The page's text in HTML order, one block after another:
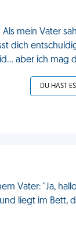
mein Vater
dich
aber ich mag
DU HAST
Vater: "Ja,
liegt im Bett,